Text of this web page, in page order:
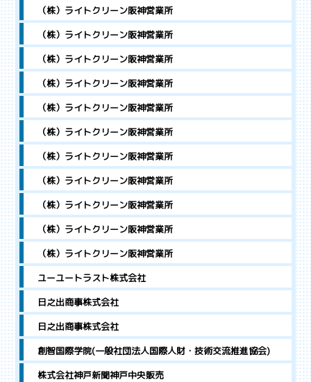
（株）ライトクリーン阪神営業所
（株）ライトクリーン阪神営業所
（株）ライトクリーン阪神営業所
（株）ライトクリーン阪神営業所
（株）ライトクリーン阪神営業所
（株）ライトクリーン阪神営業所
（株）ライトクリーン阪神営業所
（株）ライトクリーン阪神営業所
（株）ライトクリーン阪神営業所
（株）ライトクリーン阪神営業所
（株）ライトクリーン阪神営業所
ユーユートラスト株式会社
日之出商事株式会社
日之出商事株式会社
創智国際学院(一般社団法人国際人財・技術交流推進協会)
株式会社神戸新聞神戸中央販売